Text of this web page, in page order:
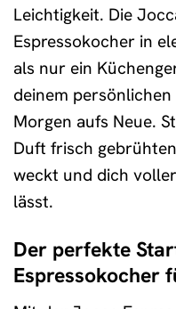
Leichtigkeit. Die
Espressokocher in
als nur ein
deinem
Morgen aufs Neue.
Duft frisch
weckt und dich
lässt.
Der perfekte
Espressokocher